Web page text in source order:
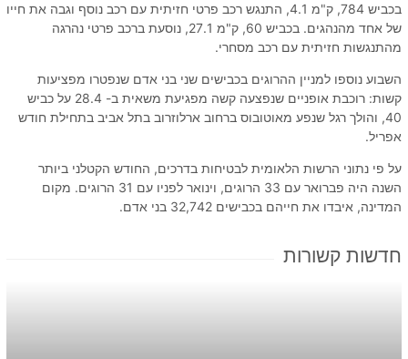
בכביש 784, ק"מ 4.1, התנגש רכב פרטי חזיתית עם רכב נוסף וגבה את חייו
של אחד מהנהגים. בכביש 60, ק"מ 27.1, נוסעת ברכב פרטי נהרגה
מהתנגשות חזיתית עם רכב מסחרי.
השבוע נוספו למניין ההרוגים בכבישים שני בני אדם שנפטרו מפציעות
קשות: רוכבת אופניים שנפצעה קשה מפגיעת משאית ב- 28.4 על כביש
40, והולך רגל שנפע מאוטובוס ברחוב ארלוזרוב בתל אביב בתחילת חודש
אפריל.
על פי נתוני הרשות הלאומית לבטיחות בדרכים, החודש הקטלני ביותר
השנה היה פברואר עם 33 הרוגים, וינואר לפניו עם 31 הרוגים. מקום
המדינה, איבדו את חייהם בכבישים 32,742 בני אדם.
חדשות קשורות